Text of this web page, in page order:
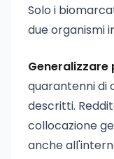
Solo i
due organismi
Generalizzare
quarantenni di
descritti.
collocazione
anche